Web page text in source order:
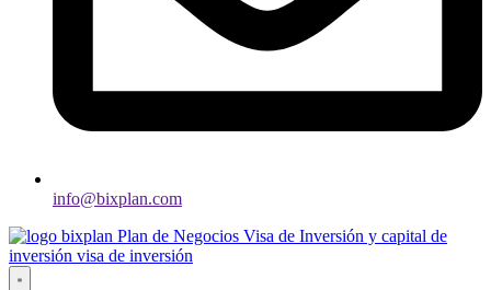
info@bixplan.com